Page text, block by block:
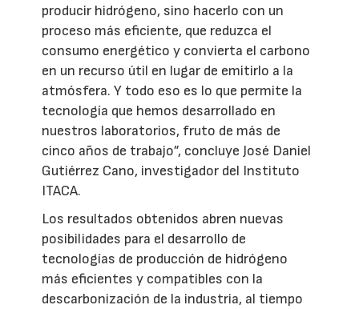
producir hidrógeno, sino hacerlo con un
proceso más eficiente, que reduzca el
consumo energético y convierta el carbono
en un recurso útil en lugar de emitirlo a la
atmósfera. Y todo eso es lo que permite la
tecnología que hemos desarrollado en
nuestros laboratorios, fruto de más de
cinco años de trabajo”, concluye José Daniel
Gutiérrez Cano, investigador del Instituto
ITACA.
Los resultados obtenidos abren nuevas
posibilidades para el desarrollo de
tecnologías de producción de hidrógeno
más eficientes y compatibles con la
descarbonización de la industria, al tiempo